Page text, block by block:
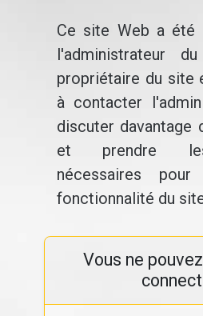
Ce site Web a été
l'administrateur
propriétaire du site
à contacter
discuter davantage
et prendre
nécessaires
fonctionnalité du
Vous ne